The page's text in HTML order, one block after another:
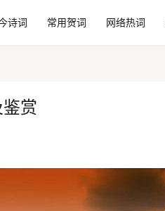
诗词 常用贺词 网络热词
赏